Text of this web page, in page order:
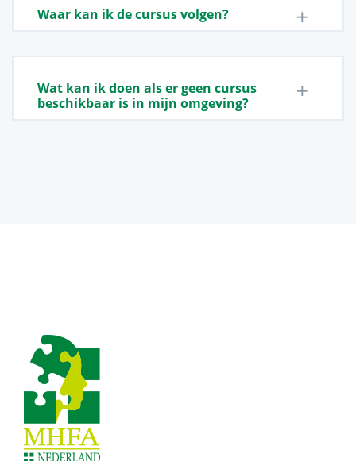
Waar kan ik de cursus volgen?
Wat kan ik doen als er geen cursus
beschikbaar is in mijn omgeving?
Footer